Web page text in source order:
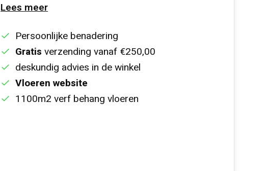
Lees meer
Persoonlijke benadering
Gratis verzending vanaf €250,00
deskundig advies in de winkel
Vloeren website
1100m2 verf behang vloeren